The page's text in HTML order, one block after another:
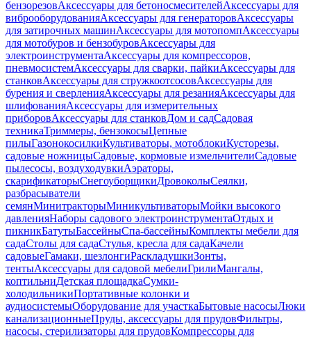
бензорезовАксессуары для бетоносмесителейАксессуары для
виброоборудованияАксессуары для генераторовАксессуары
для затирочных машинАксессуары для мотопомпАксессуары
для мотобуров и бензобуровАксессуары для
электроинструментаАксессуары для компрессоров,
пневмосистемАксессуары для сварки, пайкиАксессуары для
станковАксессуары для стружкоотсосовАксессуары для
бурения и сверленияАксессуары для резанияАксессуары для
шлифованияАксессуары для измерительных
приборовАксессуары для станковДом и садСадовая
техникаТриммеры, бензокосыЦепные
пилыГазонокосилкиКультиваторы, мотоблокиКусторезы,
садовые ножницыСадовые, кормовые измельчителиСадовые
пылесосы, воздуходувкиАэраторы,
скарификаторыСнегоуборщикиДровоколыСеялки,
разбрасыватели
семянМинитракторыМиникультиваторыМойки высокого
давленияНаборы садового электроинструментаОтдых и
пикникБатутыБассейныСпа-бассейныКомплекты мебели для
садаСтолы для садаСтулья, кресла для садаКачели
садовыеГамаки, шезлонгиРаскладушкиЗонты,
тентыАксессуары для садовой мебелиГрилиМангалы,
коптильниДетская площадкаСумки-
холодильникиПортативные колонки и
аудиосистемыОборудование для участкаБытовые насосыЛюки
канализационныеПруды, аксессуары для прудовФильтры,
насосы, стерилизаторы для прудовКомпрессоры для